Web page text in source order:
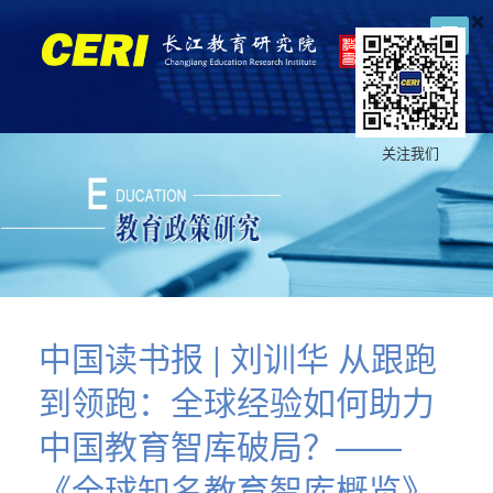
中国读书报 | 刘训华 从跟跑
到领跑：全球经验如何助力
中国教育智库破局？——
关注我们
×